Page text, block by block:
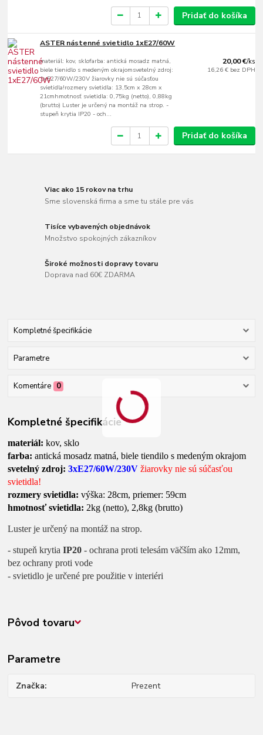
Pridať do košíka
ASTER nástenné svietidlo 1xE27/60W
materiál: kov, sklofarba: antická mosadz matná,
biele tienidlo s medeným okrajomsvetelný zdroj:
1xE27/60W/230V žiarovky nie sú súčasťou
svietidla!rozmery svietidla: 13,5cm x 28cm x
21cmhmotnosť svietidla: 0,75kg (netto), 0,88kg
(brutto) Luster je určený na montáž na strop. -
stupeň krytia IP20 - och...
20,00 €/ks
16,26 € bez DPH
Pridať do košíka
Viac ako 15 rokov na trhu
Sme slovenská firma a sme tu stále pre vás
Tisíce vybavených objednávok
Množstvo spokojných zákazníkov
Široké možnosti dopravy tovaru
Doprava nad 60€ ZDARMA
Kompletné špecifikácie
Parametre
Komentáre 0
Kompletné špecifikácie
materiál:kov, sklo
farba:antická mosadz matná, biele tiendilo s medeným okrajom
svetelný zdroj:3xE27/60W/230V žiarovky nie sú súčasťou
svietidla!
rozmery svietidla: výška: 28cm, priemer: 59cm
hmotnosť svietidla: 2kg (netto), 2,8kg (brutto)
Luster je určený na montáž na strop.
- stupeň krytiaIP20 - ochrana proti telesám väčším ako 12mm,
bez ochrany proti vode
- svietidlo je určené pre použitie v interiéri
Pôvod tovaru
Parametre
Značka Prezent